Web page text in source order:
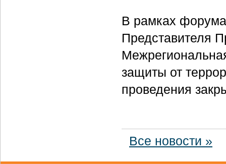
В рамках
Представителя
защиты от
проведения
Все новости »